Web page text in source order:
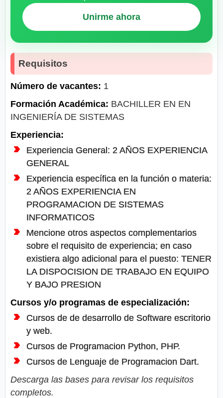
Unirme ahora
Requisitos
Número de vacantes: 1
Formación Académica: BACHILLER EN EN
INGENIERÍA DE SISTEMAS
Experiencia:
Experiencia General: 2 AÑOS EXPERIENCIA
GENERAL
Experiencia específica en la función o materia:
2 AÑOS EXPERIENCIA EN
PROGRAMACION DE SISTEMAS
INFORMATICOS
Mencione otros aspectos complementarios
sobre el requisito de experiencia; en caso
existiera algo adicional para el puesto: TENER
LA DISPOCISION DE TRABAJO EN EQUIPO
Y BAJO PRESION
Cursos y/o programas de especialización:
Cursos de de desarrollo de Software escritorio
y web.
Cursos de Programacion Python, PHР.
Cursos de Lenguaje de Programacion Dart.
Descarga las bases para revisar los requisitos
completos.